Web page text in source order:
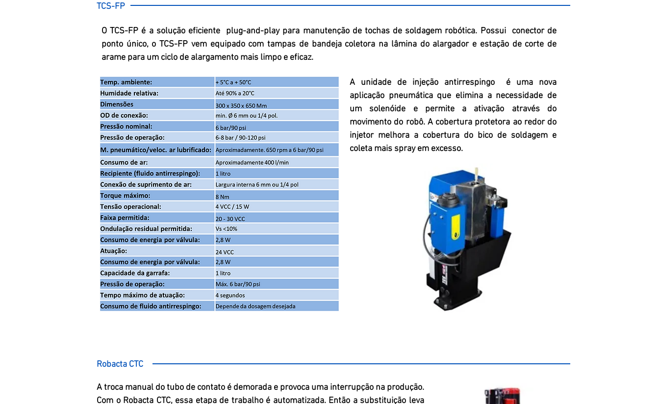
TCS-FP
O TCS-FP é a solução eficiente plug-and-play para manutenção de tochas de soldagem robótica. Possui conector de
ponto único, o TCS-FP vem equipado com tampas de bandeja coletora na lâmina do alargador e estação de corte de
arame para um ciclo de alargamento mais limpo e eficaz.
A unidade de injeção antirrespingo é uma nova
aplicação pneumática que elimina a necessidade de
um solenóide e permite a ativação através do
movimento do robô. A cobertura protetora ao redor do
injetor melhora a cobertura do bico de soldagem e
coleta mais spray em excesso.
Robacta CTC
A troca manual do tubo de contato é demorada e provoca uma interrupção na produção.
Com o Robacta CTC, essa etapa de trabalho é automatizada. Então a substituição leva